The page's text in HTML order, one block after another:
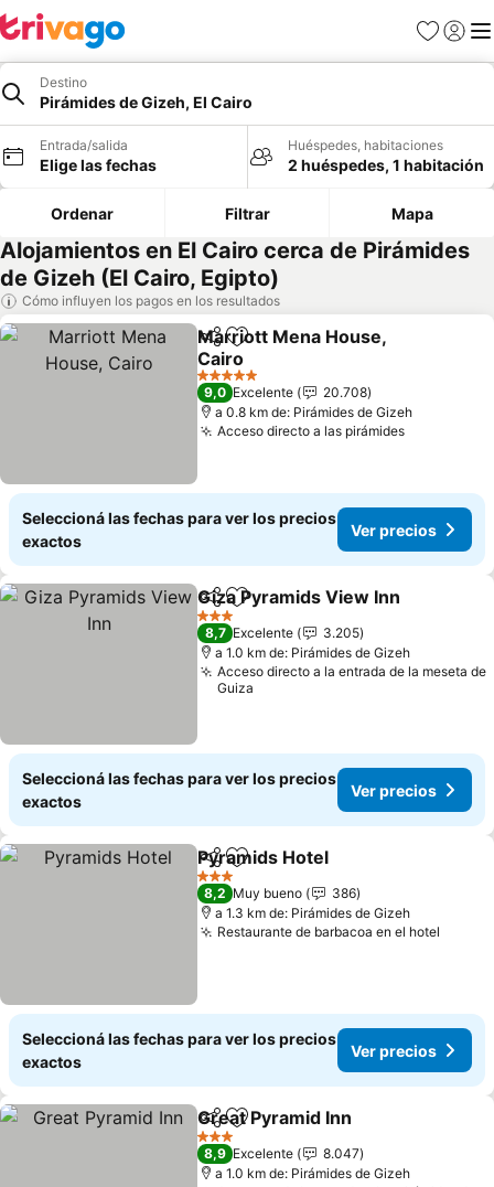
Favoritos
Iniciar
Destino
Pirámides de Gizeh, El Cairo
Entrada/salida
Elige las fechas
Huéspedes, habitaciones
2 huéspedes, 1 habitación
Ordenar Filtrar Mapa
Alojamientos en El Cairo cerca de Pirámides
de Gizeh (El Cairo, Egipto)
Cómo influyen los pagos en los resultados
CompartirAñadir a favoritos
Marriott Mena House,
Cairo
Ver precios
5 Estrellas
9,0 Excelente
20.708
a 0.8 km de: Pirámides de Gizeh
Acceso directo a las pirámidesVer
Seleccioná las fechas para ver los precios
exactos
Ver precios
CompartirAñadir a favoritos
Giza Pyramids View Inn
3 Estrellas
8,7 Excelente
3.205
a 1.0 km de: Pirámides de Gizeh
Acceso directo a la entrada de la meseta de
Guiza
Seleccioná las fechas para ver los precios
exactos
Ver precios
CompartirAñadir a favoritos
Pyramids Hotel
3 Estrellas
8,2 Muy bueno
386
a 1.3 km de: Pirámides de Gizeh
Restaurante de barbacoa en el hotel
Seleccioná las fechas para ver los precios
exactos
Ver precios
CompartirAñadir a favoritos
Great Pyramid Inn
3 Estrellas
8,9 Excelente
8.047
a 1.0 km de: Pirámides de Gizeh